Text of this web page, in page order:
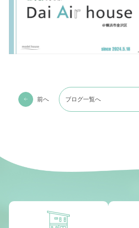
前へ ブログ一覧へ